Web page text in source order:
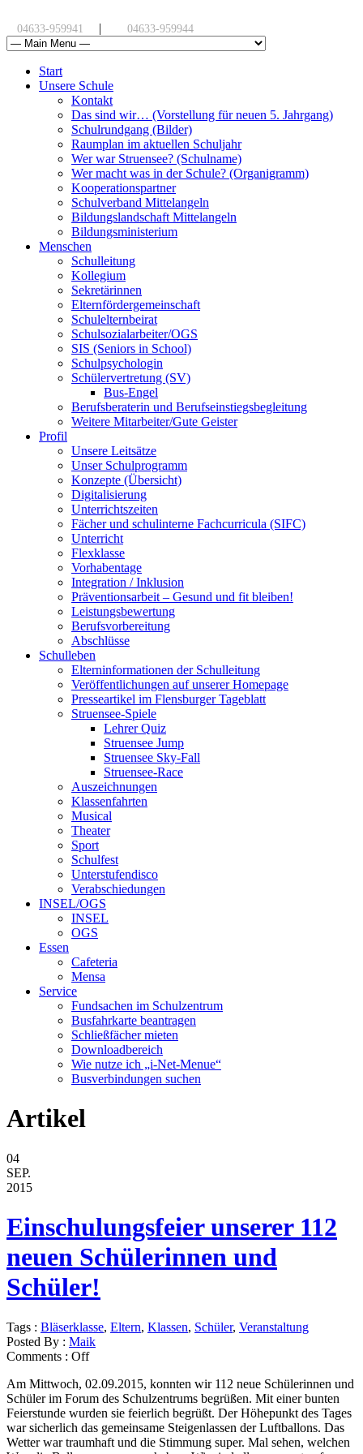
04633-959941 | 04633-959944
Start
Unsere Schule
Kontakt
Das sind wir… (Vorstellung für neuen 5. Jahrgang)
Schulrundgang (Bilder)
Raumplan im aktuellen Schuljahr
Wer war Struensee? (Schulname)
Wer macht was in der Schule? (Organigramm)
Kooperationspartner
Schulverband Mittelangeln
Bildungslandschaft Mittelangeln
Bildungsministerium
Menschen
Schulleitung
Kollegium
Sekretärinnen
Elternfördergemeinschaft
Schulelternbeirat
Schulsozialarbeiter/OGS
SIS (Seniors in School)
Schulpsychologin
Schülervertretung (SV)
Bus-Engel
Berufsberaterin und Berufseinstiegsbegleitung
Weitere Mitarbeiter/Gute Geister
Profil
Unsere Leitsätze
Unser Schulprogramm
Konzepte (Übersicht)
Digitalisierung
Unterrichtszeiten
Fächer und schulinterne Fachcurricula (SIFC)
Unterricht
Flexklasse
Vorhabentage
Integration / Inklusion
Präventionsarbeit – Gesund und fit bleiben!
Leistungsbewertung
Berufsvorbereitung
Abschlüsse
Schulleben
Elterninformationen der Schulleitung
Veröffentlichungen auf unserer Homepage
Presseartikel im Flensburger Tageblatt
Struensee-Spiele
Lehrer Quiz
Struensee Jump
Struensee Sky-Fall
Struensee-Race
Auszeichnungen
Klassenfahrten
Musical
Theater
Sport
Schulfest
Unterstufendisco
Verabschiedungen
INSEL/OGS
INSEL
OGS
Essen
Cafeteria
Mensa
Service
Fundsachen im Schulzentrum
Busfahrkarte beantragen
Schließfächer mieten
Downloadbereich
Wie nutze ich „i-Net-Menue“
Busverbindungen suchen
Artikel
04
SEP.
2015
Einschulungsfeier unserer 112
neuen Schülerinnen und
Schüler!
Tags : Bläserklasse, Eltern, Klassen, Schüler, Veranstaltung
Posted By : Maik
Comments : Off
Am Mittwoch, 02.09.2015, konnten wir 112 neue Schülerinnen und
Schüler im Forum des Schulzentrums begrüßen. Mit einer bunten
Feierstunde wurden sie feierlich begrüßt. Der Höhepunkt des Tages
war sicherlich das gemeinsame Steigenlassen der Luftballons. Das
Wetter war traumhaft und die Stimmung super. Mal sehen, welchen